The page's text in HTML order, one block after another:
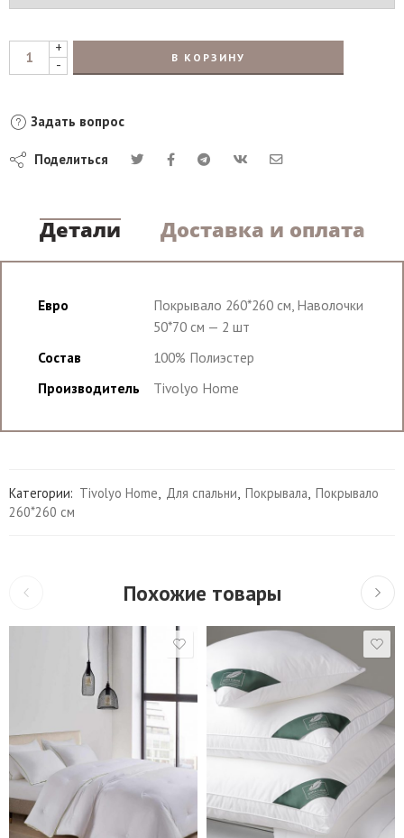
+
-
В КОРЗИНУ
Задать вопрос
Поделиться
Детали Доставка и оплата
Евро
Покрывало 260*260 см, Наволочки
50*70 см — 2 шт
Состав
100% Полиэстер
Производитель
Tivolyo Home
Категории: Tivolyo Home, Для спальни, Покрывала, Покрывало
260*260 см
Похожие товары
Облегченное-160 г/
м
Средние-300 г/м
40*40 см
60*60 см